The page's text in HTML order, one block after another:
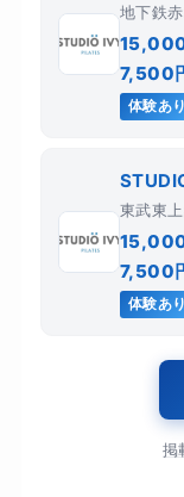
地下鉄
15,000
7,500
体験あり
東武東
15,000
7,500
体験あり
掲